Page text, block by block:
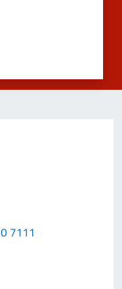
7111